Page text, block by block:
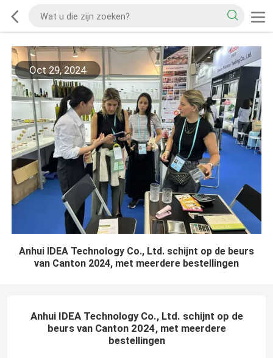
Oct 29, 2024
Anhui IDEA Technology Co., Ltd. schijnt op de beurs
van Canton 2024, met meerdere bestellingen
Anhui IDEA Technology Co., Ltd. schijnt op de
beurs van Canton 2024, met meerdere
bestellingen